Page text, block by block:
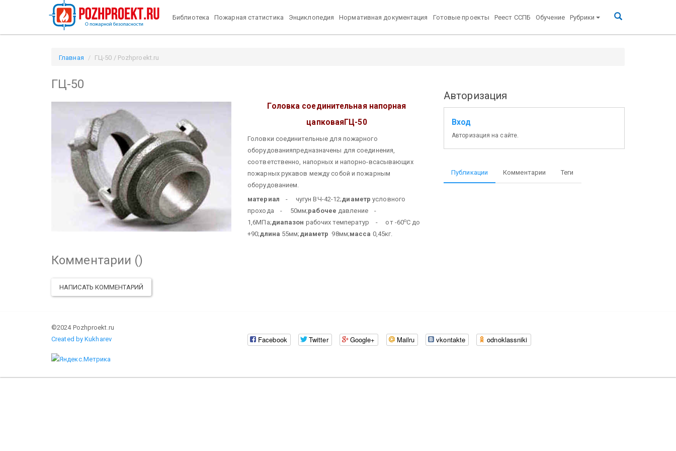
Библиотека Пожарная статистика Энциклопедия Нормативная документация Готовые проекты Реест ССПБ Обучение Рубрики
Главная ГЦ-50 / Pozhproekt.ru
ГЦ-50
Головка соединительная напорная
цапковаяГЦ-50
Головки соединительные для пожарного
оборудованияпредназначены для соединения,
соответственно, напорных и напорно-всасывающих
пожарных рукавов между собой и пожарным
оборудованием.
материал - чугун ВЧ-42-12;диаметр условного
прохода - 50мм;рабочее давление -
1,6МПа;диапазон рабочих температур - от -60оС до
+90;длина 55мм; диаметр 98мм;масса 0,45кг.
Комментарии ()
НАПИСАТЬ КОММЕНТАРИЙ
Авторизация
Вход
Авторизация на сайте.
Публикации Комментарии Теги
©2024 Pozhproekt.ru
Created by Kukharev
Facebook Twitter Google+ Mailru vkontakte odnoklassniki